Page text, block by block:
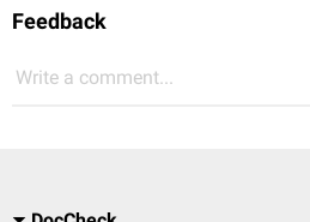
Feedback
Write a comment...